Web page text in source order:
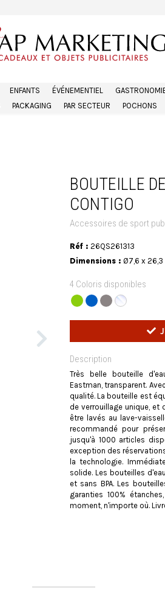
ENFANTS ÉVÉNEMENTIEL
PACKAGING PAR SECTEUR POCHONS
BOUTEILLE
CONTIGO
Accessoires de sport
Réf : 26QS261313
Dimensions : Ø7,6 x 26,3
4 Coloris disponibles
Description
Très belle bouteille
Eastman, transparent.
qualité. La bouteille est
de verrouillage unique, et
être lavés au lave-
recommandé pour
jusqu'à 1000 articles
exception des
la technologie.
solide. Les bouteilles
et sans BPA. Les
garanties 100%
moment, n'importe où.